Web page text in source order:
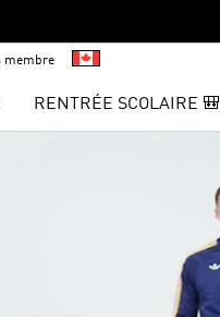
membre
RENTRÉE SCOLAIRE 🎒